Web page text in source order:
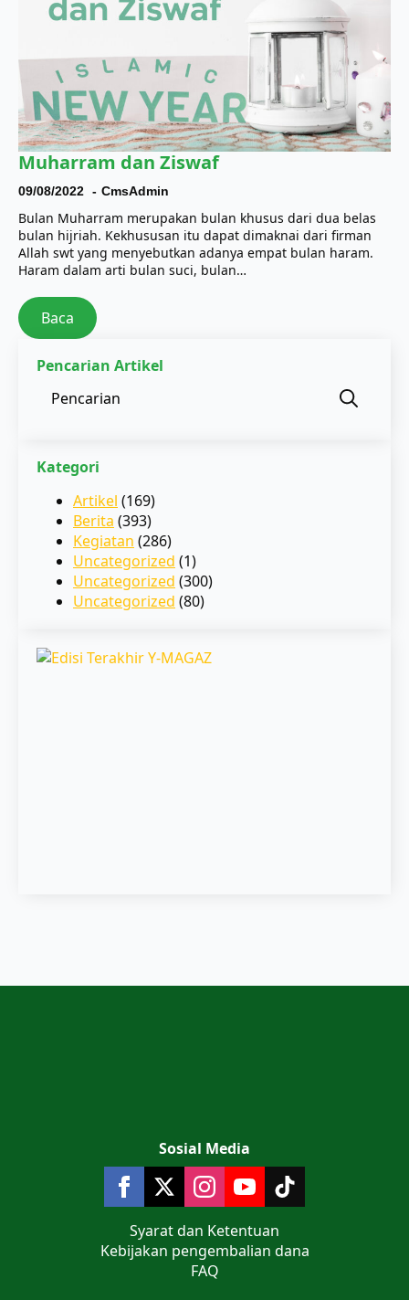
Muharram dan Ziswaf
09/08/2022 CmsAdmin
Bulan Muharram merupakan bulan khusus dari dua belas
bulan hijriah. Kekhususan itu dapat dimaknai dari firman
Allah swt yang menyebutkan adanya empat bulan haram.
Haram dalam arti bulan suci, bulan…
Baca
Pencarian Artikel
Kategori
Artikel (169)
Berita (393)
Kegiatan (286)
Uncategorized (1)
Uncategorized (300)
Uncategorized (80)
Sosial Media
Syarat dan Ketentuan
Kebijakan pengembalian dana
FAQ